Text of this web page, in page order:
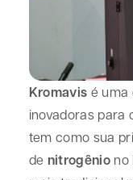
Kromavis é uma
inovadoras para
tem como sua
de nitrogênio no